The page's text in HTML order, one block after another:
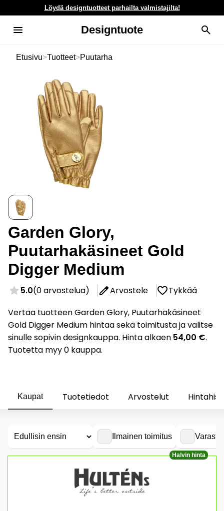
Löydä designtuotteet parhailta valmistajilta!
Designtuote
Etusivu>Tuotteet>Puutarha
Garden Glory,
Puutarhakäsineet Gold
Digger Medium
5.0(0 arvostelua) Arvostele
Tykkää
Vertaa tuotteen Garden Glory, Puutarhakäsineet
Gold Digger Medium hintaa sekä toimitusta ja valitse
sinulle sopivin designkauppa. Hinta alkaen 54,00 €.
Tuotetta myy 0 kauppa.
Kaupat Tuotetiedot Arvostelut
Ilmainen toimitus
Halvin hinta